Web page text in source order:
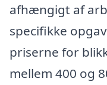
afhængigt af
specifikke
priserne for
mellem 400 og